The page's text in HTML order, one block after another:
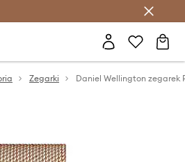
z Answear Club >
Zegarki